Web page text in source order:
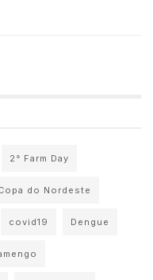
2° Farm Day
do Nordeste
covid19 Dengue